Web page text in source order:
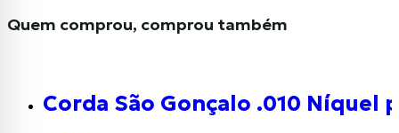
Quem comprou, comprou também
Corda São Gonçalo .010 Níquel